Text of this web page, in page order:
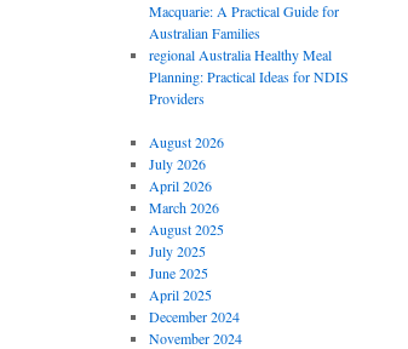
Macquarie: A Practical Guide for
Australian Families
regional Australia Healthy Meal
Planning: Practical Ideas for NDIS
Providers
August 2026
July 2026
April 2026
March 2026
August 2025
July 2025
June 2025
April 2025
December 2024
November 2024